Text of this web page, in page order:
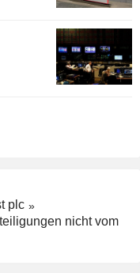
plc
nicht vom